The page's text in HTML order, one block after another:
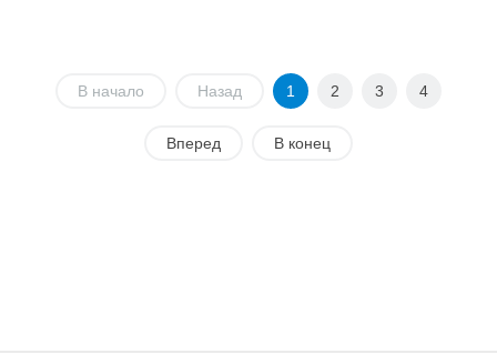
В начало Назад 1 2 3 4
Вперед В конец